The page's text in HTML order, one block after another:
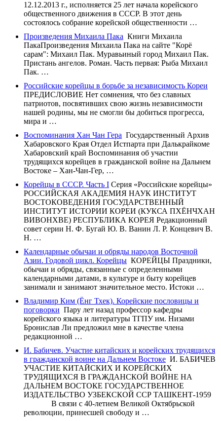
12.12.2013 г., исполняется 25 лет начала корейского
общественного движения в СССР. В этот день
состоялось собрание корейской общественности …
Произведения Михаила Пака Книги Михаила
ПакаПроизведения Михаила Пака на сайте "Корё
сарам": Михаил Пак. Муравьиный город Михаил Пак.
Пристань ангелов. Роман. Часть первая: Рыба Михаил
Пак. …
Российские корейцы в борьбе за независимость Кореи
ПРЕДИСЛОВИЕ Нет сомнения, что без славных
патриотов, посвятивших свою жизнь независимости
нашей родины, мы не смог­ли бы добиться прогресса,
мира и …
Воспоминания Хан Чан Гера Государственный Архив
Хабаровского Края Отдел Истпарта при Далькрайкоме
Хабаровский край Воспоминания об участии
трудящихся корейцев в гражданской войне на Дальнем
Востоке – Хан-Чан-Гер, …
Корейцы в СССР. Часть I Серия «Российские корейцы»
РОССИЙСКАЯ АКАДЕМИЯ НАУК ИНСТИТУТ
ВОСТОКОВЕДЕНИЯ ГОСУДАРСТВЕННЫЙ
ИНСТИТУТ ИСТОРИИ КОРЕИ (КУКСА ПХЁНЧХАН
ВИВОНХВЕ) РЕСПУБЛИКА КОРЕЯ Редакционный
совет серии Н. Ф. Бугай Ю. В. Ванин Л. Р. Концевич В.
Н. …
Календарные обычаи и обряды народов Восточной
Азии. Годовой цикл. Корейцы КОРЕЙЦЫ Праздники,
обычаи и обряды, связанные с определенными
календарными датами, в культуре и быту корейцев
занимали и занимают значительное место. Истоки …
Владимир Ким (Ёнг Тхек). Корейские пословицы и
поговорки Пару лет назад профессор кафедры
корейского языка и литературы ТГПУ им. Низами
Бронислав Ли предложил мне в качестве члена
редакционной …
И. Бабичев. Участие китайских и корейских трудящихся
в гражданской воине на Дальнем Востоке И. БАБИЧЕВ
УЧАСТИЕ КИТАЙСКИХ И КОРЕЙСКИХ
ТРУДЯЩИХСЯ В ГРАЖДАНСКОЙ ВОЙНЕ НА
ДАЛЬНЕМ ВОСТОКЕ ГОСУДАРСТВЕННОЕ
ИЗДАТЕЛЬСТВО УЗБЕКСКОЙ ССР ТАШКЕНТ-1959
В связи с 40-летием Великой Октябрьской
револю­ции, принесшей свободу и …